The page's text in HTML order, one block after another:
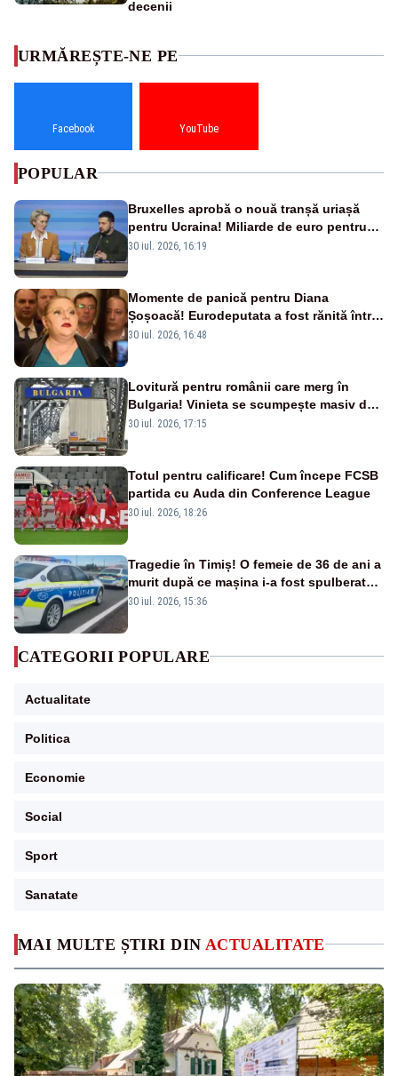
decenii
MAI MULTE ȘTIRI DIN ACTUALITATE
URMĂREȘTE-NE PE
Facebook YouTube
POPULAR
Bruxelles aprobă o nouă tranșă uriașă
pentru Ucraina! Miliarde de euro pentru
armament și apărare
30 iul. 2026, 16:19
Momente de panică pentru Diana
Șoșoacă! Eurodeputata a fost rănită într-
un accident rutier
30 iul. 2026, 16:48
Lovitură pentru românii care merg în
Bulgaria! Vinieta se scumpește masiv de
la 1 august
30 iul. 2026, 17:15
Totul pentru calificare! Cum începe FCSB
partida cu Auda din Conference League
30 iul. 2026, 18:26
Tragedie în Timiș! O femeie de 36 de ani a
murit după ce mașina i-a fost spulberată
de tren
30 iul. 2026, 15:36
CATEGORII POPULARE
Actualitate
Politica
Economie
Social
Sport
Sanatate